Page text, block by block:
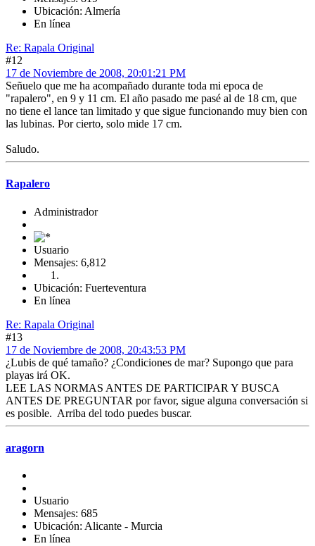
Ubicación: Almería
En línea
Re: Rapala Original
#12
17 de Noviembre de 2008, 20:01:21 PM
Señuelo que me ha acompañado durante toda mi epoca de
"rapalero", en 9 y 11 cm. El año pasado me pasé al de 18 cm, que
no tiene el lance tan limitado y que sigue funcionando muy bien con
las lubinas. Por cierto, solo mide 17 cm.
Saludo.
Rapalero
Administrador
Usuario
Mensajes: 6,812
Ubicación: Fuerteventura
En línea
Re: Rapala Original
#13
17 de Noviembre de 2008, 20:43:53 PM
¿Lubis de qué tamaño? ¿Condiciones de mar? Supongo que para
playas irá OK.
LEE LAS NORMAS ANTES DE PARTICIPAR Y BUSCA
ANTES DE PREGUNTAR por favor, sigue alguna conversación si
es posible. Arriba del todo puedes buscar.
aragorn
Usuario
Mensajes: 685
Ubicación: Alicante - Murcia
En línea